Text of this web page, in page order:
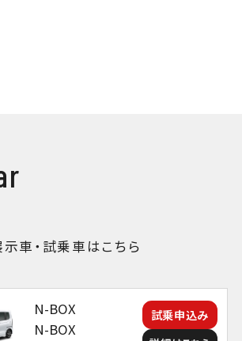
車・試乗車はこちら
N-BOX
N-BOX
試乗申込み